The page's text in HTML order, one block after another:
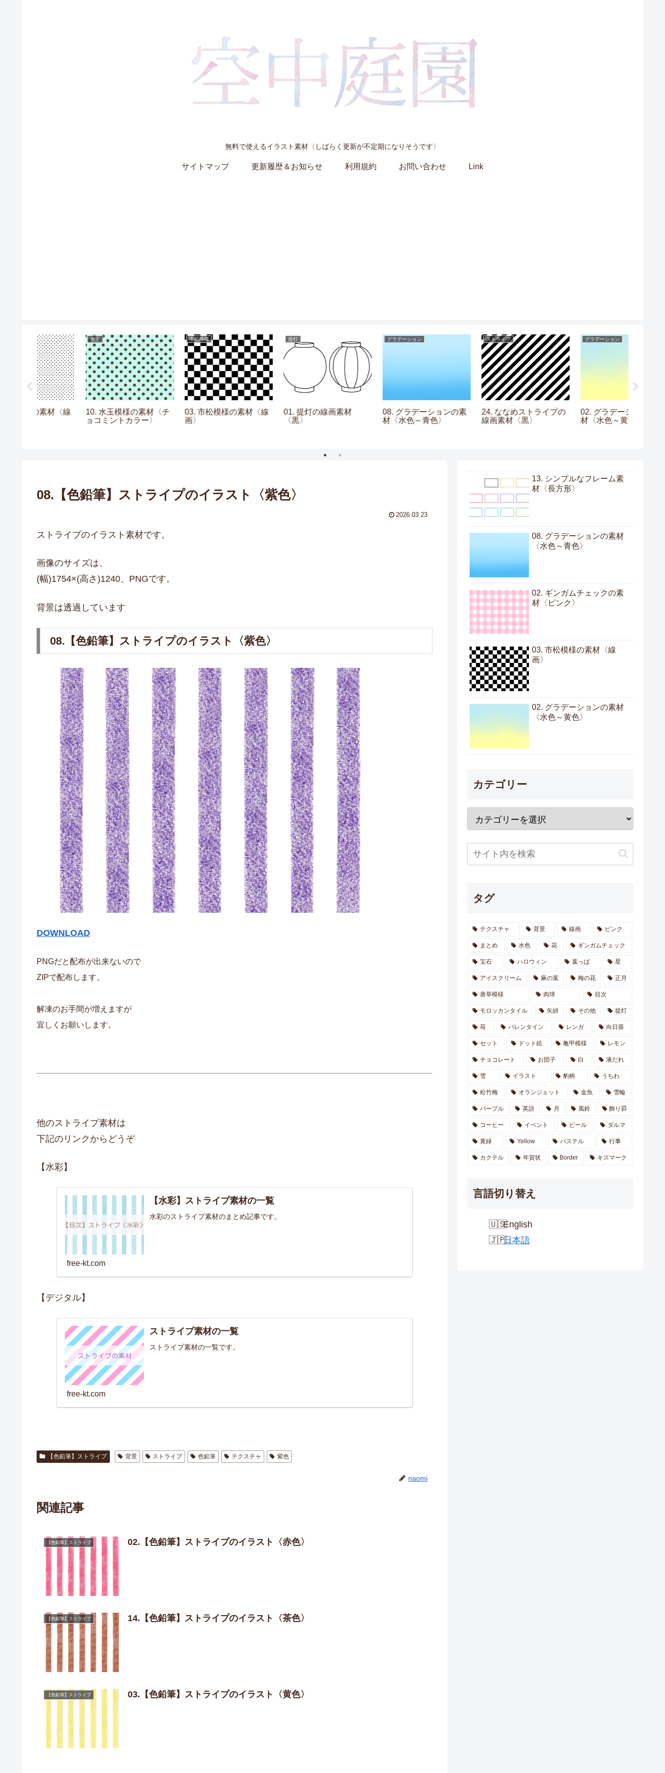
無料で使えるイラスト素材〈しばらく更新が不定期になりそうです〉
サイトマップ 更新履歴＆お知らせ 利用規約 お問い合わせ Link
水玉
10. 水玉模様の素材〈チ
ョコミントカラー〉
市松模様
03. 市松模様の素材〈線
画〉
提灯
01. 提灯の線画素材
08. グラデーションの素
材〈水色～青色〉
24. ななめストライプの
線画素材〈黒〉
グラデーション
02. グラデーションの素
材〈水色～黄色〉
08.【色鉛筆】ストライプのイラスト〈紫色〉
2026.03.23
ストライプのイラスト素材です。
画像のサイズは、
(幅)1754×(高さ)1240、PNGです。
背景は透過しています
08.【色鉛筆】ストライプのイラスト〈紫色〉
DOWNLOAD
PNGだと配布が出来ないので
ZIPで配布します。
解凍のお手間が増えますが
宜しくお願いします。
他のストライプ素材は
下記のリンクからどうぞ
【水彩】
【水彩】ストライプ素材の一覧
水彩のストライプ素材のまとめ記事です。
free-kt.com
【デジタル】
ストライプ素材の一覧
ストライプ素材の一覧です。
free-kt.com
【色鉛筆】ストライプ 背景 ストライプ 色鉛筆 テクスチャ 紫色
naomi
関連記事
【色鉛筆】ストライプ 02.【色鉛筆】ストライプのイラスト〈赤色〉
【色鉛筆】ストライプ 14.【色鉛筆】ストライプのイラスト〈茶色〉
【色鉛筆】ストライプ 03.【色鉛筆】ストライプのイラスト〈黄色〉
13. シンプルなフレーム素
材〈長方形〉
08. グラデーションの素材
〈水色～青色〉
02. ギンガムチェックの素
材〈ピンク〉
03. 市松模様の素材〈線
画〉
02. グラデーションの素材
〈水色～黄色〉
カテゴリー
タグ
テクスチャ 背景 線画 ピンク
まとめ 水色 花 ギンガムチェック
宝石 ハロウィン 葉っぱ 星
アイスクリーム 麻の葉 梅の花 正月
唐草模様 肉球 目次
モロッカンタイル 矢絣 その他 提灯
苺 バレンタイン レンガ 向日葵
セット ドット絵 亀甲模様 レモン
チョコレート お団子 白 液だれ
雪 イラスト 豹柄 うちわ
松竹梅 オランジェット 金魚 雪輪
パープル 英語 月 風鈴 飾り罫
コーヒー イベント ビール ダルマ
黄緑 Yellow パステル 行事
カクテル 年賀状 Border キスマーク
言語切り替え
English
日本語